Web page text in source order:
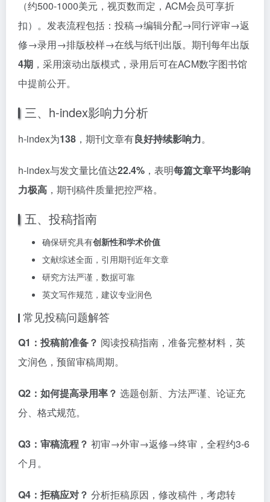
（约500-1000美元，视页数而定，ACM会员可享折
扣）。发表流程包括：投稿→编辑分配→同行评审→返
修→录用→排版校样→在线与纸刊出版。期刊每年出版
4期 ，采用滚动出版模式，录用后可在ACM数字图书馆
中提前公开。
三、h-index影响力分析
h-index为138 ，期刊文章有良好持续影响力。
h-index与发文量比值达22.4% ，表明每篇文章平均影响
力极高 ，期刊稿件质量把控严格。
五、投稿指南
确保研究具有创新性和学术价值
文献综述全面，引用期刊近年文章
研究方法严谨，数据可靠
英文写作规范，建议专业润色
常见投稿问题解答
Q1：投稿前准备？ 阅读投稿指南，准备完整材料，英
文润色，预留审稿周期。
Q2：如何提高录用率？ 选题创新、方法严谨、论证充
分、格式规范。
Q3：审稿流程？ 初审→外审→返修→终审，全程约3-6
个月。
Q4：拒稿应对？ 分析拒稿原因，修改稿件，考虑转